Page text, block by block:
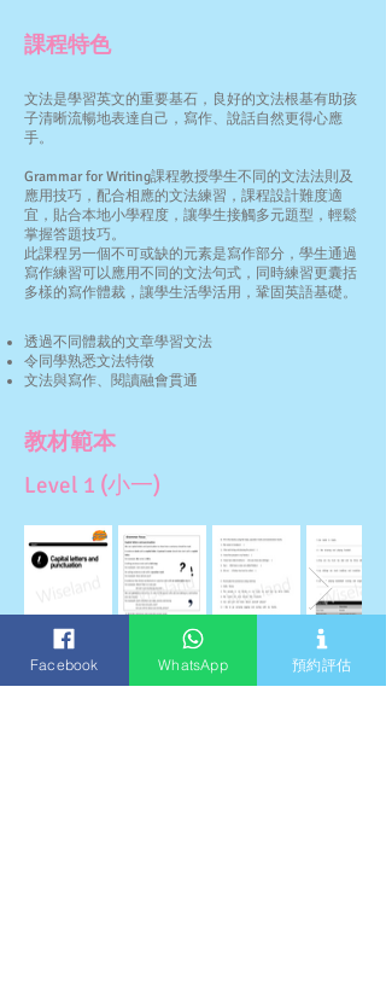
課程特色
​文法是學習英文的重要基石，良好的文法根基有助孩
子清晰流暢地表達自己，寫作、說話自然更得心應
手。
Grammar for Writing課程教授學生不同的文法法則及
應用技巧，配合相應的文法練習，課程設計難度適
宜，貼合本地小學程度，讓學生接觸多元題型，輕鬆
掌握答題技巧。​
此課程另一個不可或缺的元素是寫作部分，學生通過
寫作練習可以應用不同的文法句式，同時練習更囊括
多樣的寫作體裁，讓學生活學活用，鞏固英語基礎。
​透過不同體裁的文章學習文法
令同學熟悉文法特徵
文法與寫作、閱讀融會貫通
​教材範本
Level 1 (小一)
Facebook WhatsApp 預約評估